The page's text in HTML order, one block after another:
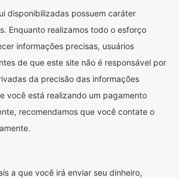
disponibilizadas possuem caráter
Enquanto realizamos todo o esforço
informações precisas, usuários
de que este site não é responsável por
da precisão das informações
você está realizando um pagamento
recomendamos que você contate o
a que você irá enviar seu dinheiro,